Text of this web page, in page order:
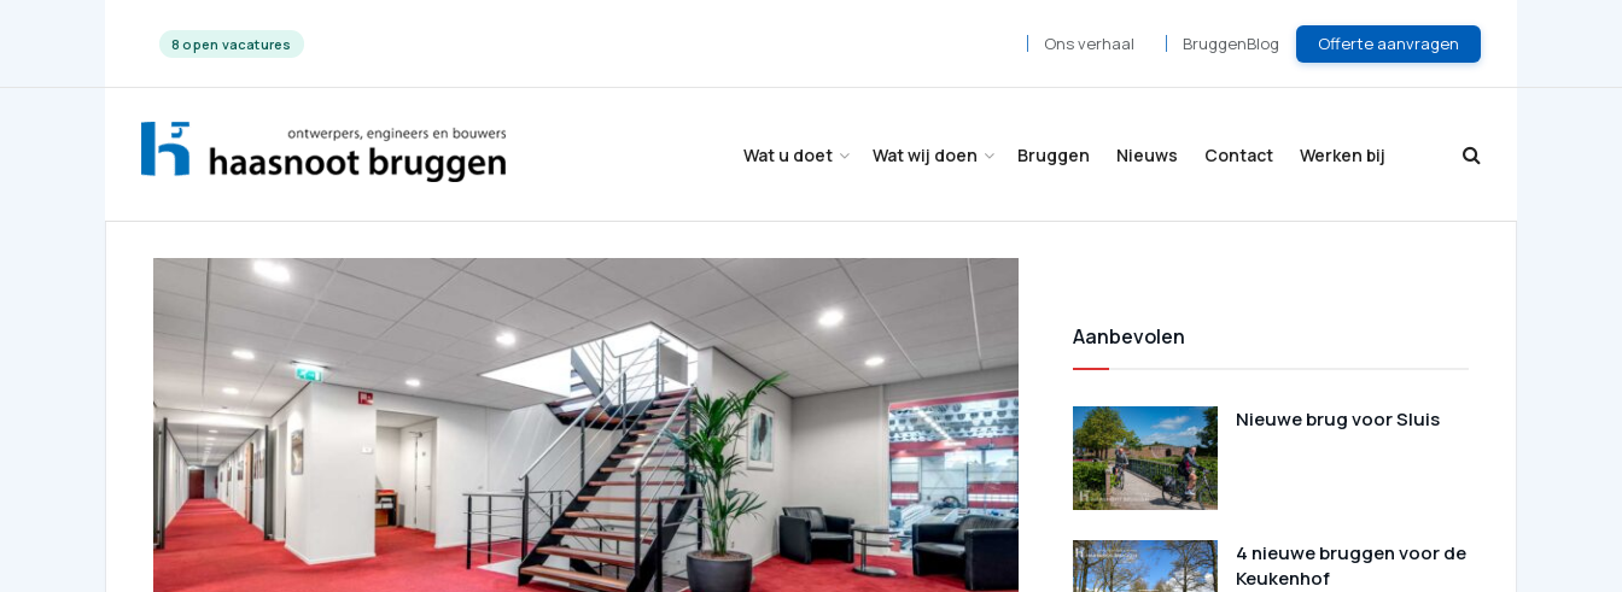
8 open vacatures Offerte aanvragen
Ons verhaal BruggenBlog
Wat u doet Wat wij doen Bruggen Nieuws Contact Werken bij
Aanbevolen
Nieuwe brug voor Sluis
4 nieuwe bruggen voor de
Keukenhof